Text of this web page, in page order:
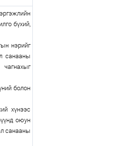
бүхий,
нэрийг
санааны
болон
хүнээс
оюун
санааны